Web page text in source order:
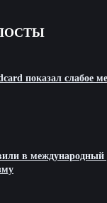
показал слабое
в международный